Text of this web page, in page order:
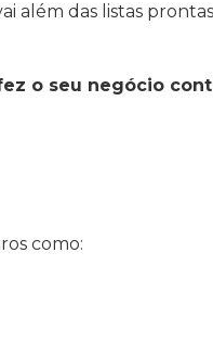
além das listas
o seu negócio
como: